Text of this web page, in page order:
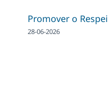
Promover o
28-06-2026